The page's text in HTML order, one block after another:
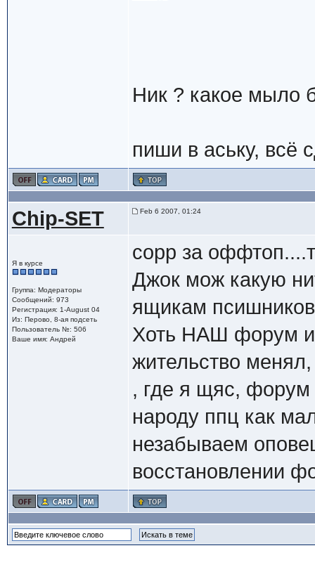
Ник ? какое мыло
пиши в аську, всё
Chip-SET Feb 6 2007, 01:24
Я в курсе
Группа: Модераторы
Сообщений: 973
Регистрация: 1-August 04
Из: Перово, 8-ая подсеть
Пользователь №: 506
Ваше имя: Андрей
сорр за
Джок мож какую
ящикам
Хоть НАШ форум и
жительство
, где я щяс, форум
народу ппц как
незабываем
восстановлении